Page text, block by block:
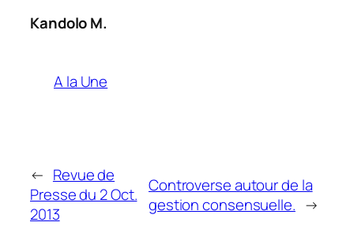
Kandolo M.
A la Une
← Revue de
Presse du 2 Oct.
2013
Controverse autour de la
gestion consensuelle. →